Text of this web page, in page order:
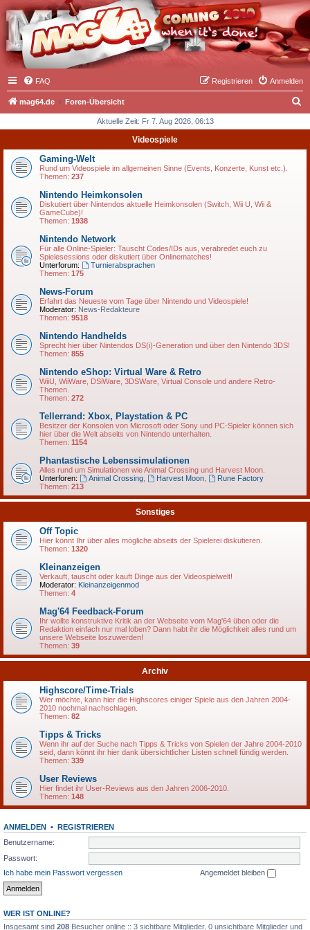
FAQ Anmelden
Registrieren
mag64.de Foren-Übersicht
h
Aktuelle Zeit: Fr 7. Aug 2026, 06:13
Videospiele
Gaming-Welt
Rund um Videospiele im allgemeinen Sinne (Events, Konzerte, Kunst etc.).
Themen: 237
Nintendo Heimkonsolen
Diskutiert über Nintendos aktuelle Heimkonsolen (Switch, Wii U, Wii &
GameCube)!
Themen: 1938
Nintendo Network
Für alle Online-Spieler: Tauscht Codes/IDs aus, verabredet euch zu
Spielesessions oder diskutiert über Onlinematches!
Unterforum:
Turnierabsprachen
Themen: 175
News-Forum
Erfahrt das Neueste vom Tage über Nintendo und Videospiele!
Moderator: News-Redakteure
Themen: 9518
Nintendo Handhelds
Sprecht hier über Nintendos DS(i)-Generation und über den Nintendo 3DS!
Themen: 855
Nintendo eShop: Virtual Ware & Retro
WiiU, WiiWare, DSiWare, 3DSWare, Virtual Console und andere Retro-
Themen.
Themen: 272
Tellerrand: Xbox, Playstation & PC
Besitzer der Konsolen von Microsoft oder Sony und PC-Spieler können sich
hier über die Welt abseits von Nintendo unterhalten.
Themen: 1154
Phantastische Lebenssimulationen
Alles rund um Simulationen wie Animal Crossing und Harvest Moon.
Unterforen:
Animal Crossing, Harvest Moon,
Rune Factory
Themen: 213
Sonstiges
Off Topic
Hier könnt Ihr über alles mögliche abseits der Spielerei diskutieren.
Themen: 1320
Kleinanzeigen
Verkauft, tauscht oder kauft Dinge aus der Videospielwelt!
Moderator: Kleinanzeigenmod
Themen: 4
Mag'64 Feedback-Forum
Ihr wollte konstruktive Kritik an der Webseite vom Mag'64 üben oder die
Redaktion einfach nur mal loben? Dann habt ihr die Möglichkeit alles rund um
unsere Webseite loszuwerden!
Themen: 39
Archiv
Highscore/Time-Trials
Wer möchte, kann hier die Highscores einiger Spiele aus den Jahren 2004-
2010 nochmal nachschlagen.
Themen: 82
Tipps & Tricks
Wenn ihr auf der Suche nach Tipps & Tricks von Spielen der Jahre 2004-2010
seid, dann könnt ihr hier dank übersichtlicher Listen schnell fündig werden.
Themen: 339
User Reviews
Hier findet ihr User-Reviews aus den Jahren 2006-2010.
Themen: 148
ANMELDEN • REGISTRIEREN
Benutzername:
Passwort:
Ich habe mein Passwort vergessen
Angemeldet bleiben
WER IST ONLINE?
Insgesamt sind 208 Besucher online :: 3 sichtbare Mitglieder, 0 unsichtbare Mitglieder und